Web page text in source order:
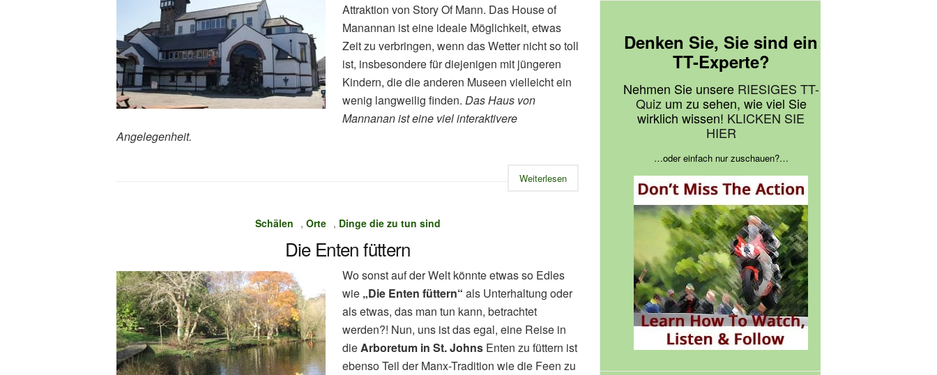
Attraktion von Story Of Mann. Das House of
Manannan ist eine ideale Möglichkeit, etwas
Zeit zu verbringen, wenn das Wetter nicht so toll
ist, insbesondere für diejenigen mit jüngeren
Kindern, die die anderen Museen vielleicht ein
wenig langweilig finden. Das Haus von
Mannanan ist eine viel interaktivere
Angelegenheit.
Weiterlesen
Schälen , Orte , Dinge die zu tun sind
Die Enten füttern
Wo sonst auf der Welt könnte etwas so Edles
wie „Die Enten füttern“ als Unterhaltung oder
als etwas, das man tun kann, betrachtet
werden?! Nun, uns ist das egal, eine Reise in
dieArboretum in St. Johns Enten zu füttern ist
ebenso Teil der Manx-Tradition wie die Feen zu
Denken Sie, Sie sind ein
TT-Experte?
Nehmen Sie unsere RIESIGES TT-
Quiz um zu sehen, wie viel Sie
wirklich wissen! KLICKEN SIE
HIER
…oder einfach nur zuschauen?…